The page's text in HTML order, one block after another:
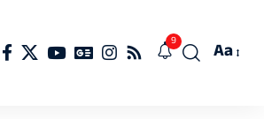
9
Font
Aa